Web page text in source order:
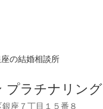
の結婚相談所
プラチナリング
座７丁目１５番８